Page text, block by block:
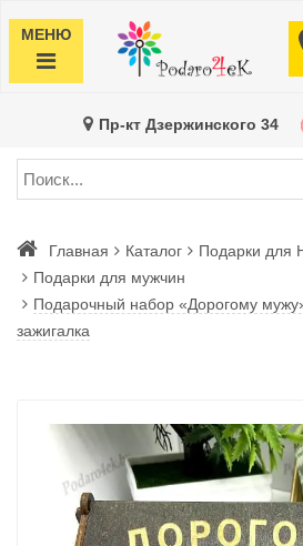
МЕНЮ
Пр-кт Дзержинского 34
Главная Каталог
Подарки для
Подарки для мужчин
Подарочный набор «Дорогому
зажигалка